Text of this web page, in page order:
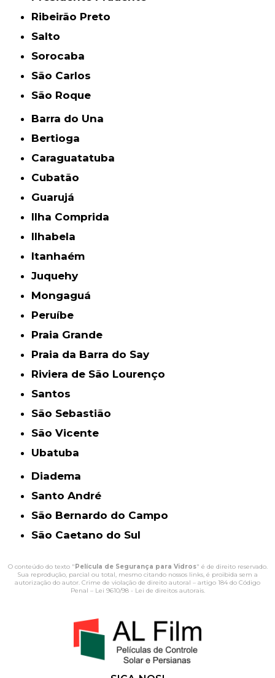
Ribeirão Preto
Salto
Sorocaba
São Carlos
São Roque
Barra do Una
Bertioga
Caraguatatuba
Cubatão
Guarujá
Ilha Comprida
Ilhabela
Itanhaém
Juquehy
Mongaguá
Peruíbe
Praia Grande
Praia da Barra do Say
Riviera de São Lourenço
Santos
São Sebastião
São Vicente
Ubatuba
Diadema
Santo André
São Bernardo do Campo
São Caetano do Sul
O conteúdo do texto " Película de Segurança para Vidros" é de direito reservado.
Sua reprodução, parcial ou total, mesmo citando nossos links, é proibida sem a
autorização do autor. Crime de violação de direito autoral – artigo 184 do Código
Penal – Lei 9610/98 - Lei de direitos autorais.